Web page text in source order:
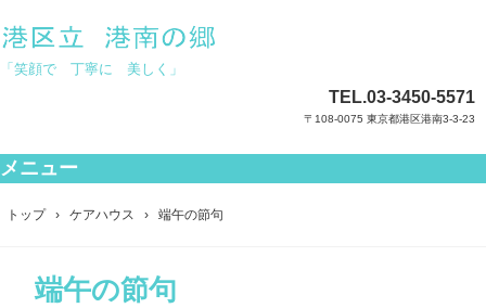
「笑顔で 丁寧に 美しく」
TEL.03-3450-5571
〒108-0075 東京都港区港南3-3-23
メニュー
ントップ › ケアハウス › 端午の節句
端午の節句